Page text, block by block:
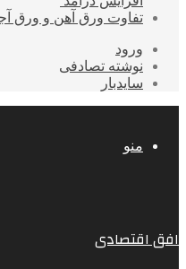
تفاوت ورق آهن و ورق
ورود
نوشته تصادفی
سایدبار
منو
افق اقتصادی